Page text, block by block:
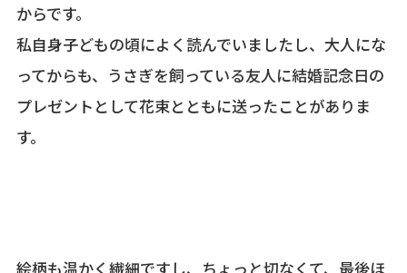
からです。
私自身子どもの頃によく読んでいましたし、大人にな
ってからも、うさぎを飼っている友人に結婚記念日の
プレゼントとして花束とともに送ったことがありま
す。
絵柄も温かく繊細ですし、ちょっと切なくて、最後ほ